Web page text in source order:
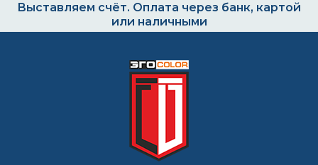
Выставляем счёт. Оплата через банк, картой
или наличными
Формируем заказ и отправляем транспортной
компанией